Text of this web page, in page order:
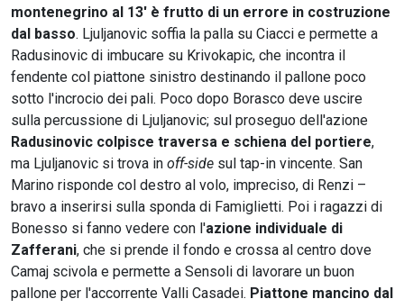
montenegrino al 13' è frutto di un errore in costruzione
dal basso. Ljuljanovic soffia la palla su Ciacci e permette a
Radusinovic di imbucare su Krivokapic, che incontra il
fendente col piattone sinistro destinando il pallone poco
sotto l'incrocio dei pali. Poco dopo Borasco deve uscire
sulla percussione di Ljuljanovic; sul proseguo dell'azione
Radusinovic colpisce traversa e schiena del portiere,
ma Ljuljanovic si trova in off-side sul tap-in vincente. San
Marino risponde col destro al volo, impreciso, di Renzi –
bravo a inserirsi sulla sponda di Famiglietti. Poi i ragazzi di
Bonesso si fanno vedere con l'azione individuale di
Zafferani, che si prende il fondo e crossa al centro dove
Camaj scivola e permette a Sensoli di lavorare un buon
pallone per l'accorrente Valli Casadei. Piattone mancino dal